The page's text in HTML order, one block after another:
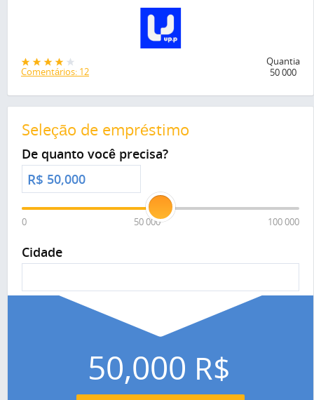
Comentários: 12
Quantia
50 000
Seleção de empréstimo
De quanto você precisa?
R$
0 50 000 100 000
Cidade
50,000 R$